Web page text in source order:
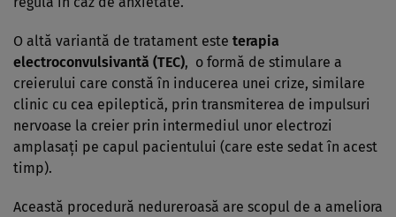
O altă variantă de tratament este terapia
electroconvulsivantă (TEC), o formă de stimulare a
creierului care constă în inducerea unei crize, similare
clinic cu cea epileptică, prin transmiterea de impulsuri
nervoase la creier prin intermediul unor electrozi
amplasaţi pe capul pacientului (care este sedat în acest
timp).
Această procedură nedureroasă are scopul de a ameliora